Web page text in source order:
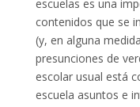
escuelas es una
contenidos que se
(y, en alguna
presunciones de
escolar usual está
escuela asuntos e